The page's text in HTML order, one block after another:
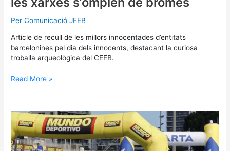
Per Comunicació JEEB
Article de recull de les millors innocentades d’entitats
barcelonines pel dia dels innocents, destacant la curiosa
troballa arqueològica del CEEB.
Read More »
Gran
final
de
las